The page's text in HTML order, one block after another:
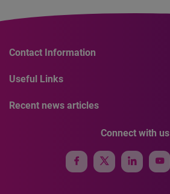
Contact Information
Useful Links
Recent news articles
Connect with us